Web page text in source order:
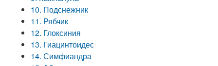
10. Подснежник
11. Рябчик
12. Глоксиния
13. Гиацинтоидес
14. Симфиандра